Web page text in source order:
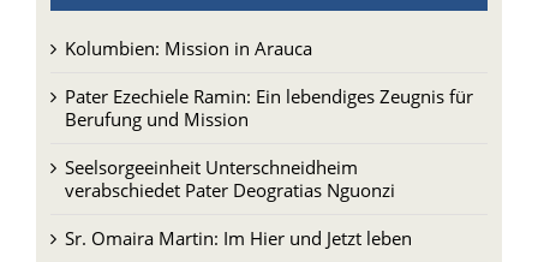
Kolumbien: Mission in Arauca
Pater Ezechiele Ramin: Ein lebendiges Zeugnis für
Berufung und Mission
Seelsorgeeinheit Unterschneidheim
verabschiedet Pater Deogratias Nguonzi
Sr. Omaira Martin: Im Hier und Jetzt leben